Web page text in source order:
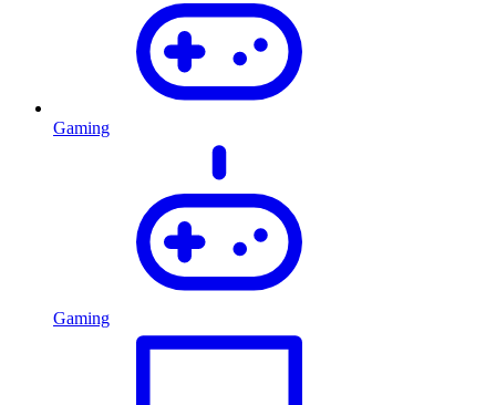
Gaming
Gaming